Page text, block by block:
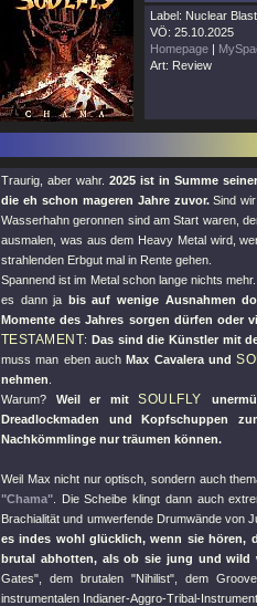
Label: Nuclear Blast
VÖ: 25.10.2025
Homepage |
Art: Review
Traurig, aber wahr. 2025 ist in Summe
die eh schon mageren Jahre zuvor.Sind wir
Wasserhahn geronnen sind am Start waren,
ausmalen, was aus dem Heavy Metal wird,
strahlenden Erbgut mal in Rente gehen.
Spannend ist im Metal schon lange nichts
es dann ja bis auf wenige Ausnahmen
Momente des Jahres sorgen dürfen oder
TESTAMENT:Das sind die Künstler mit
muss man eben auchMax Cavalera und
nehmen
Warum? Weil er mitSOULFLY
Dreadlockmaden und Kopfschuppen
Nachkömmlinge nur träumen können.
Weil Max nicht nur optisch, sondern auch
"Chama" . Die Scheibe klingt dann auch
Brachialität und umwerfende Drumwände von
es indes wohl glücklich, wenn sie hören,
brutal abhotten, als ob sie jung und wild
Gates" , dem brutalen"Nihilist" , dem
instrumentalen Indianer-Aggro-Tribal-